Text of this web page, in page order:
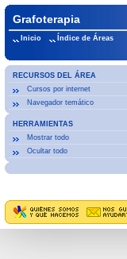
Grafoterapia
Inicio Índice de Áreas
RECURSOS DEL ÁREA
Cursos por internet
Navegador temático
HERRAMIENTAS
Mostrar todo
Ocultar todo